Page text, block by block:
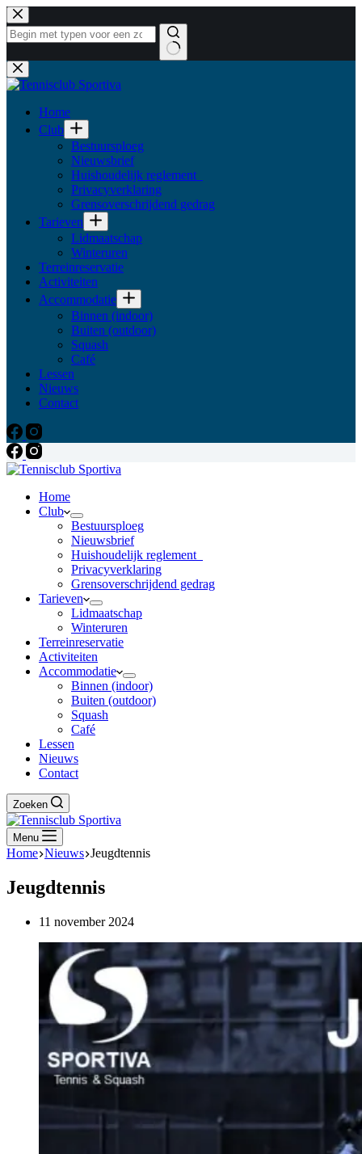
Ga
naar
de
Geen
resultaten
Home
Club
Bestuursploeg
Nieuwsbrief
Huishoudelijk reglement
Privacyverklaring
Grensoverschrijdend gedrag
Tarieven
Lidmaatschap
Winteruren
Terreinreservatie
Activiteiten
Accommodatie
Binnen (indoor)
Buiten (outdoor)
Squash
Café
Lessen
Nieuws
Contact
Home
Club
Bestuursploeg
Nieuwsbrief
Huishoudelijk reglement
Privacyverklaring
Grensoverschrijdend gedrag
Tarieven
Lidmaatschap
Winteruren
Terreinreservatie
Activiteiten
Accommodatie
Binnen (indoor)
Buiten (outdoor)
Squash
Café
Lessen
Nieuws
Contact
Zoeken
Menu
Home Nieuws Jeugdtennis
Jeugdtennis
11 november 2024